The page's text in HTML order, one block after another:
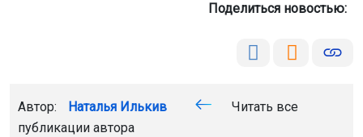
Поделиться новостью:
Автор: Наталья Илькив
Читать все
публикации автора